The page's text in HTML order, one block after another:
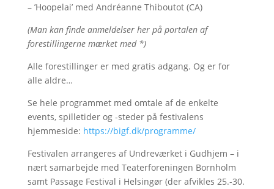
– ’Hoopelai’ med Andréanne Thiboutot (CA)
(Man kan finde anmeldelser her på portalen af
forestillingerne mærket med *)
Alle forestillinger er med gratis adgang. Og er for
alle aldre…
Se hele programmet med omtale af de enkelte
events, spilletider og -steder på festivalens
hjemmeside: https://bigf.dk/programme/
Festivalen arrangeres af Undreværket i Gudhjem – i
nært samarbejde med Teaterforeningen Bornholm
samt Passage Festival i Helsingør (der afvikles 25.-30.